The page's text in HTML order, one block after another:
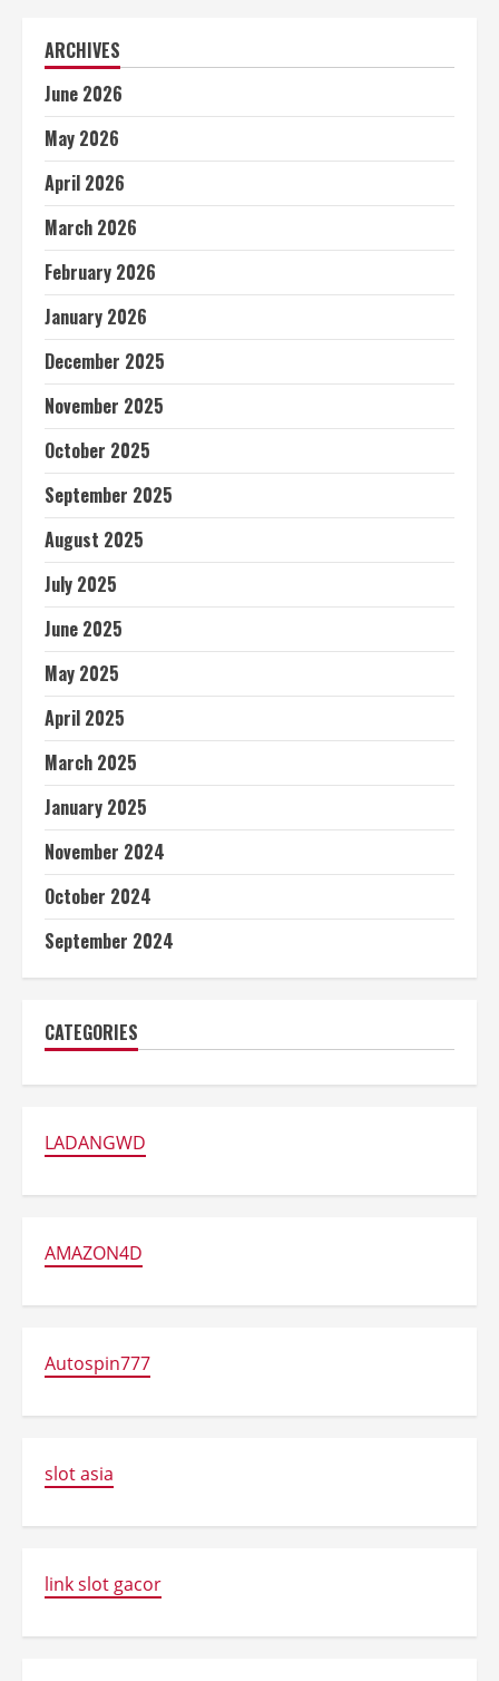
ARCHIVES
June 2026
May 2026
April 2026
March 2026
February 2026
January 2026
December 2025
November 2025
October 2025
September 2025
August 2025
July 2025
June 2025
May 2025
April 2025
March 2025
January 2025
November 2024
October 2024
September 2024
CATEGORIES
LADANGWD
AMAZON4D
Autospin777
slot asia
link slot gacor